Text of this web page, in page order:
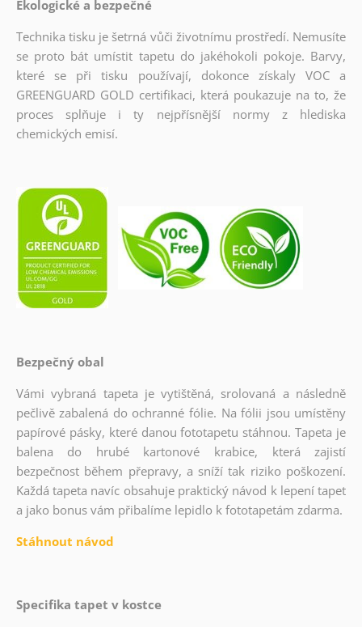
Ekologické a bezpečné
Technika tisku je šetrná vůči životnímu prostředí. Nemusíte
se proto bát umístit tapetu do jakéhokoli pokoje. Barvy,
které se při tisku používají, dokonce získaly VOC a
GREENGUARD GOLD certifikaci, která poukazuje na to, že
proces splňuje i ty nejpřísnější normy z hlediska
chemických emisí.
Bezpečný obal
Vámi vybraná tapeta je vytištěná, srolovaná a následně
pečlivě zabalená do ochranné fólie. Na fólii jsou umístěny
papírové pásky, které danou fototapetu stáhnou. Tapeta je
balena do hrubé kartonové krabice, která zajistí
bezpečnost během přepravy, a sníží tak riziko poškození.
Každá tapeta navíc obsahuje praktický návod k lepení tapet
a jako bonus vám přibalíme lepidlo k fototapetám zdarma.
Stáhnout návod
Specifika tapet v kostce